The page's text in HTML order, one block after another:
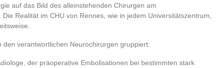
auf das Bild des alleinstehenden Chirurgen am
Realität im CHU von Rennes, wie in jedem Universitätszentrum,
den verantwortlichen Neurochirurgen gruppiert:
der präoperative Embolisationen bei bestimmten stark